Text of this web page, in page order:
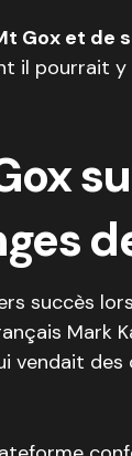
Gox et de
il pourrait y
succès
Mark
vendait